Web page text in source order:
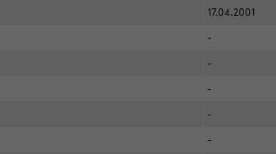
17.04.2001
-
-
-
-
-